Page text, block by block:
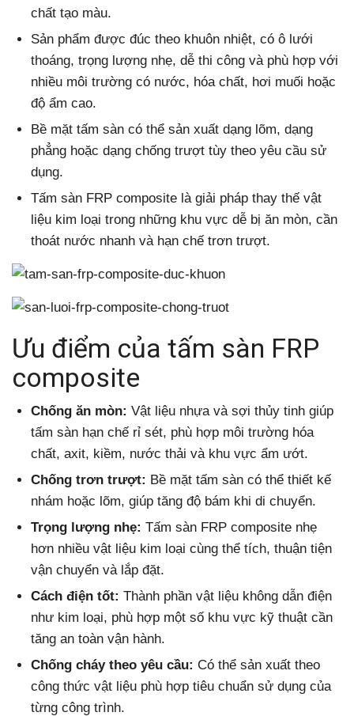
chất tạo màu.
Sản phẩm được đúc theo khuôn nhiệt, có ô lưới
thoáng, trọng lượng nhẹ, dễ thi công và phù hợp với
nhiều môi trường có nước, hóa chất, hơi muối hoặc
độ ẩm cao.
Bề mặt tấm sàn có thể sản xuất dạng lõm, dạng
phẳng hoặc dạng chống trượt tùy theo yêu cầu sử
dụng.
Tấm sàn FRP composite là giải pháp thay thế vật
liệu kim loại trong những khu vực dễ bị ăn mòn, cần
thoát nước nhanh và hạn chế trơn trượt.
Ưu điểm của tấm sàn FRP
composite
Chống ăn mòn: Vật liệu nhựa và sợi thủy tinh giúp
tấm sàn hạn chế rỉ sét, phù hợp môi trường hóa
chất, axit, kiềm, nước thải và khu vực ẩm ướt.
Chống trơn trượt: Bề mặt tấm sàn có thể thiết kế
nhám hoặc lõm, giúp tăng độ bám khi di chuyển.
Trọng lượng nhẹ: Tấm sàn FRP composite nhẹ
hơn nhiều vật liệu kim loại cùng thể tích, thuận tiện
vận chuyển và lắp đặt.
Cách điện tốt: Thành phần vật liệu không dẫn điện
như kim loại, phù hợp một số khu vực kỹ thuật cần
tăng an toàn vận hành.
Chống cháy theo yêu cầu: Có thể sản xuất theo
công thức vật liệu phù hợp tiêu chuẩn sử dụng của
từng công trình.